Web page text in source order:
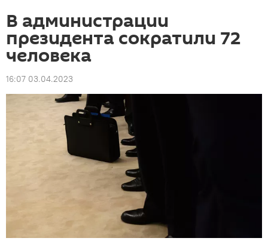
В администрации
президента сократили 72
человека
16:07 03.04.2023